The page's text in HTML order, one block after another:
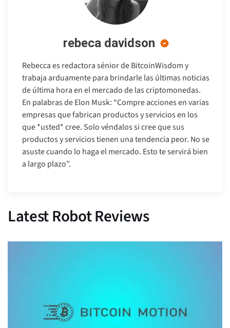
rebeca davidson
Rebecca es redactora sénior de BitcoinWisdom y
trabaja arduamente para brindarle las últimas noticias
de última hora en el mercado de las criptomonedas.
En palabras de Elon Musk: “Compre acciones en varias
empresas que fabrican productos y servicios en los
que *usted* cree. Solo véndalos si cree que sus
productos y servicios tienen una tendencia peor. No se
asuste cuando lo haga el mercado. Esto te servirá bien
a largo plazo”.
Latest Robot Reviews